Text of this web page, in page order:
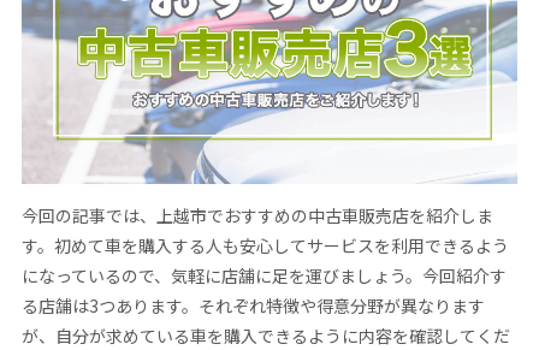
今回の記事では、上越市でおすすめの中古車販売店を紹介しま
す。初めて車を購入する人も安心してサービスを利用できるよう
になっているので、気軽に店舗に足を運びましょう。今回紹介す
る店舗は3つあります。それぞれ特徴や得意分野が異なります
が、自分が求めている車を購入できるように内容を確認してくだ